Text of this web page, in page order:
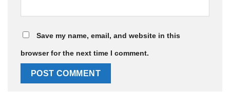
Save my name, email, and website in this
browser for the next time I comment.